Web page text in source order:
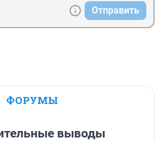
Отправить
ФОРУМЫ
выводы